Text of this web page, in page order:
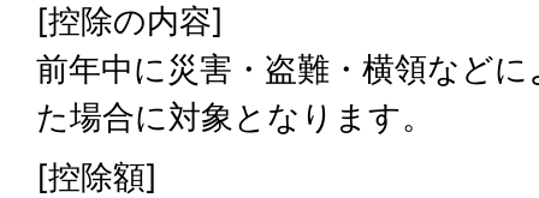
[控除の内容]
前年中に災害・盗難・横領など
た場合に対象となります。
[控除額]